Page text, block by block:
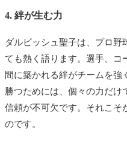
4. 絆が生む力
ダルビッシュ聖子は、プロ野
ても熱く語ります。選手、コ
間に築かれる絆がチームを強
勝つためには、個々の力だけ
信頼が不可欠です。それこそ
のです。